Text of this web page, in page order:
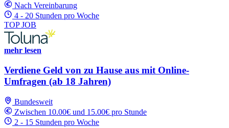
Nach Vereinbarung
4 - 20 Stunden pro Woche
TOP JOB
mehr lesen
Verdiene Geld von zu Hause aus mit Online-
Umfragen (ab 18 Jahren)
Bundesweit
Zwischen 10.00€ und 15.00€ pro Stunde
2 - 15 Stunden pro Woche